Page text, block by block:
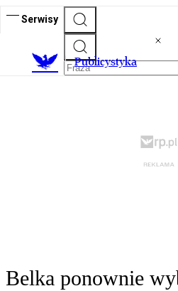
Serwisy
Publicystyka
Belka ponownie